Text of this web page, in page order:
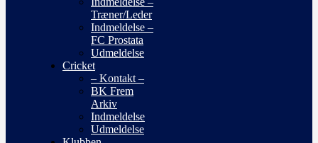
Træner/Leder
Indmeldelse –
FC Prostata
Udmeldelse
Cricket
– Kontakt –
BK Frem
Arkiv
Indmeldelse
Udmeldelse